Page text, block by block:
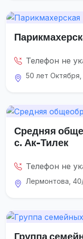
Телефон не
50 лет Октября,
Средняя
с. Ак-Тилек
Телефон не
Лермонтова,
Группа